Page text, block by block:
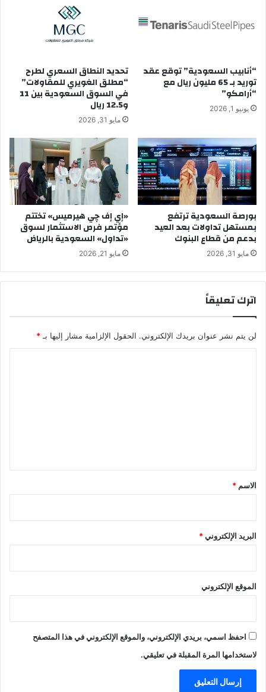
“أنابيب السعودية” توقع عقد
توريد بـ 65 مليون ريال مع
“أرامكو”
يونيو 1, 2026
تحديد النطاق السعري لطرح
“مطلق الغويري للمقاولات”
في السوق السعودية بين 11
و12.5 ريال
مايو 31, 2026
بورصة السعودية ترتفع
بمستهل تداولات بعد العيد
بدعم من قطاع البنوك
مايو 31, 2026
«إي إف چي هيرميس» تختتم
مؤتمر فرص الاستثمار لسوق
«تداول» السعودية بالرياض
مايو 21, 2026
اترك تعليقاً
لن يتم نشر عنوان بريدك الإلكتروني. الحقول الإلزامية مشار إليها بـ *
*
الاسم *
البريد الإلكتروني*
الموقع الإلكتروني
احفظ اسمي، بريدي الإلكتروني، والموقع الإلكتروني في هذا المتصفح
لاستخدامها المرة المقبلة في تعليقي.